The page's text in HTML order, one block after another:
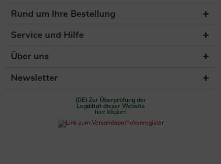
Rund um Ihre Bestellung
Service und Hilfe
Über uns
Newsletter
(DE) Zur Überprüfung der
Legalität dieser Website
hier klicken